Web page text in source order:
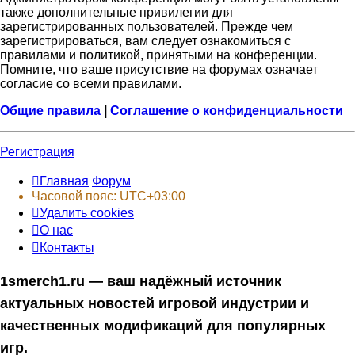
также дополнительные привилегии для
зарегистрированных пользователей. Прежде чем
зарегистрироваться, вам следует ознакомиться с
правилами и политикой, принятыми на конференции.
Помните, что ваше присутствие на форумах означает
согласие со всеми правилами.
Общие правила
Соглашение о конфиденциальности
Регистрация
Главная Форум
Часовой пояс: UTC+03:00
Удалить cookies
О нас
Контакты
1smerch1.ru — ваш надёжный источник
актуальных новостей игровой индустрии и
качественных модификаций для популярных
игр.